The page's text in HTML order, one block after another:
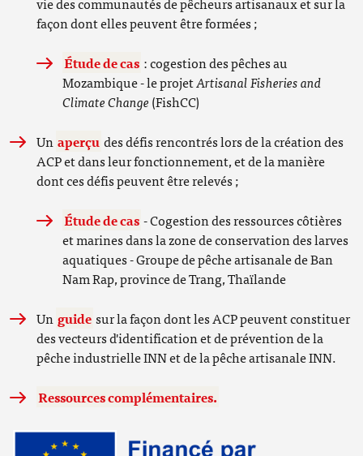
façon dont elles peuvent être formées ;
Étude de cas : cogestion des pêches au
Mozambique - le projetArtisanal Fisheries and
Climate Change(FishCC)
Unaperçu des défis rencontrés lors de la création des
ACP et dans leur fonctionnement, et de la manière
dont ces défis peuvent être relevés ;
Étude de cas - Cogestion des ressources côtières
et marines dans la zone de conservation des larves
aquatiques - Groupe de pêche artisanale de Ban
Nam Rap, province de Trang, Thaïlande
Unguide sur la façon dont les ACP peuvent constituer
des vecteurs d'identification et de prévention de la
pêche industrielle INN et de la pêche artisanale INN.
Ressources complémentaires.